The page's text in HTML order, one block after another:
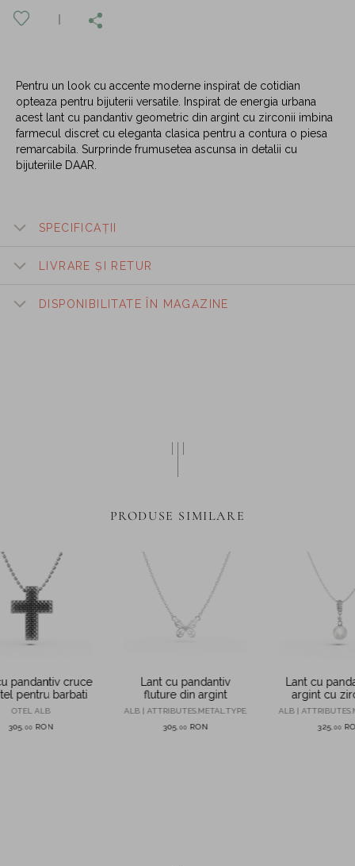
Pentru un look cu accente moderne inspirat de cotidian
opteaza pentru bijuterii versatile. Inspirat de energia urbana
acest lant cu pandantiv geometric din argint cu zirconii imbina
farmecul discret cu eleganta clasica pentru a contura o piesa
remarcabila. Surprinde frumusetea ascunsa in detalii cu
bijuteriile DAAR.
SPECIFICAȚII
LIVRARE ȘI RETUR
DISPONIBILITATE ÎN MAGAZINE
PRODUSE SIMILARE
pandantiv cruce
pentru barbati
OTEL ALB
305 00 RON
Lant cu pandantiv
fluture din argint
ALB | ATTRIBUTES.METAL.TYPE.
305 00 RON
Lant cu
argint cu
perla
ALB |
325 00